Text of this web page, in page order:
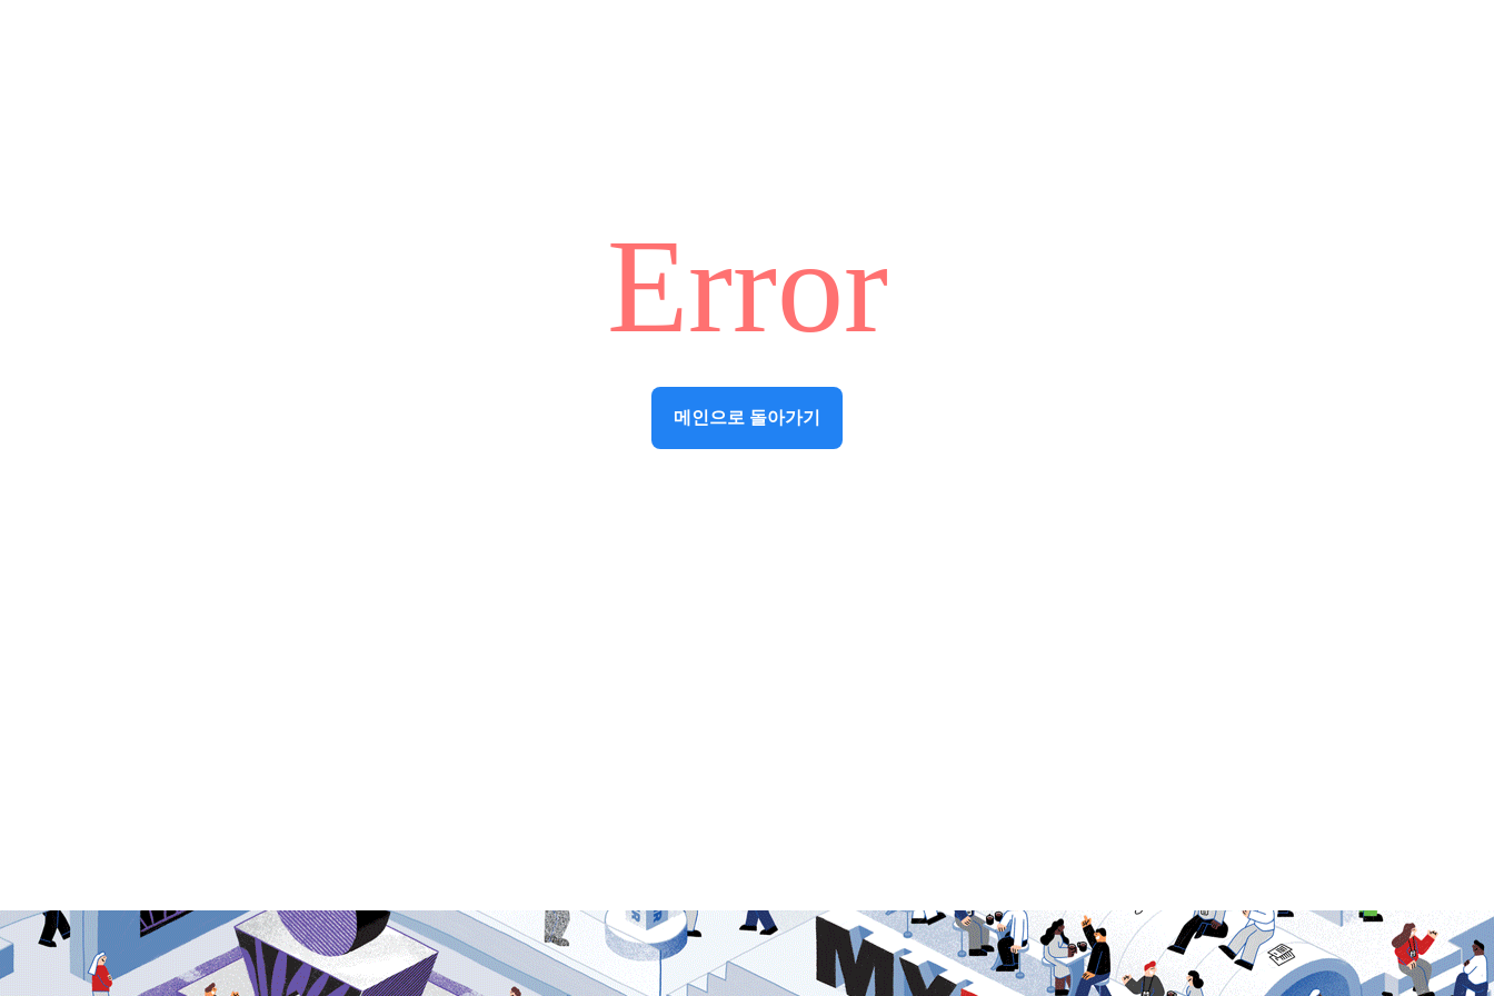
Error
메인으로 돌아가기